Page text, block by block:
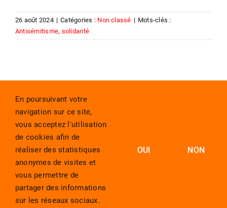
26 août 2024 | Catégories : Non classé | Mots-clés :
Antisémitisme, solidarité
En poursuivant votre
navigation sur ce site,
vous acceptez l'utilisation
de cookies afin de
réaliser des statistiques
anonymes de visites et
vous permettre de
partager des informations
sur les réseaux sociaux.
OUI NON